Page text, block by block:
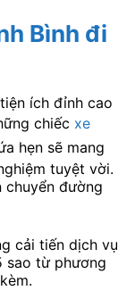
Bình đi
ích đỉnh cao
chiếc xe
hẹn sẽ mang
tuyệt vời.
đường
cải tiến dịch vụ
sao từ phương